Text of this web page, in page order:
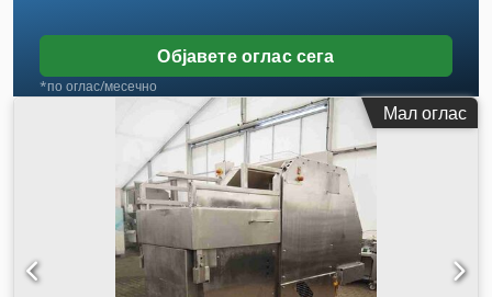
Објавете оглас сега
*по оглас/месечно
Мал оглас